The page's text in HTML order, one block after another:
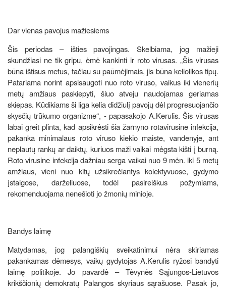
Dar vienas pavojus mažiesiems
Šis periodas – išties pavojingas. Skelbiama, jog mažieji
skundžiasi ne tik gripu, ėmė kankinti ir roto virusas. „Šis virusas
būna ištisus metus, tačiau su paūmėjimais, jis būna keliolikos tipų.
Patariama norint apsisaugoti nuo roto viruso, vaikus iki vienerių
metų amžiaus paskiepyti, šiuo atveju naudojamas geriamas
skiepas. Kūdikiams ši liga kelia didžiulį pavojų dėl progresuojančio
skysčių trūkumo organizme“, - papasakojo A.Kerulis. Šis virusas
labai greit plinta, kad apsikrėsti šia žarnyno rotavirusine infekcija,
pakanka minimalaus roto viruso kiekio maiste, vandenyje, ant
neplautų rankų ar daiktų, kuriuos maži vaikai mėgsta kišti į burną.
Roto virusine infekcija dažniau serga vaikai nuo 9 mėn. iki 5 metų
amžiaus, vieni nuo kitų užsikrečiantys kolektyvuose, gydymo
įstaigose, darželiuose, todėl pasireiškus požymiams,
rekomenduojama nenešioti jo žmonių minioje.
Bandys laimę
Matydamas, jog palangiškių sveikatinimui nėra skiriamas
pakankamas dėmesys, vaikų gydytojas A.Kerulis ryžosi bandyti
laimę politikoje. Jo pavardė – Tėvynės Sąjungos-Lietuvos
krikščionių demokratų Palangos skyriaus sąrašuose. Pasak jo,